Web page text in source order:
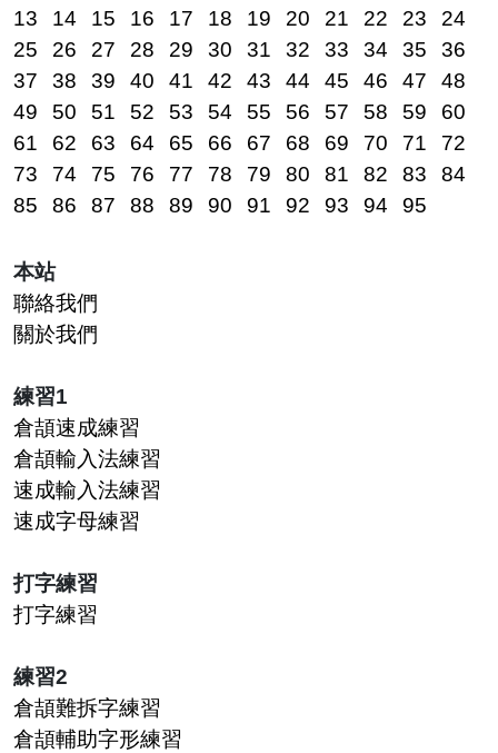
13
14 15 16 17 18 19 20 21 22 23
24
25
26 27 28 29 30 31 32 33 34 35
36
37
38 39 40 41 42 43 44 45 46 47
48
49
50 51 52 53 54 55 56 57 58 59
60
61
62 63 64 65 66 67 68 69 70 71
72
73
74 75 76 77 78 79 80 81 82 83
84
85
86 87 88 89 90 91 92 93 94 95
本站
聯絡我們
關於我們
練習1
倉頡速成練習
倉頡輸入法練習
速成輸入法練習
速成字母練習
打字練習
打字練習
練習2
倉頡難拆字練習
倉頡輔助字形練習